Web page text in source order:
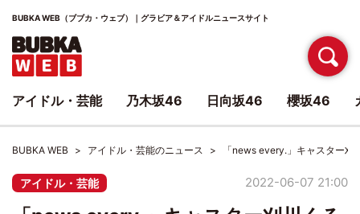
BUBKA WEB（ブブカ・ウェブ）｜グラビア＆アイドルニュースサイト
BUBKA WEB アイドル・芸能のニュース 「news every.」キャスター
アイドル・芸能 2022-06-07 21:00
アイドル・芸能 乃木坂46 日向坂46 櫻坂46